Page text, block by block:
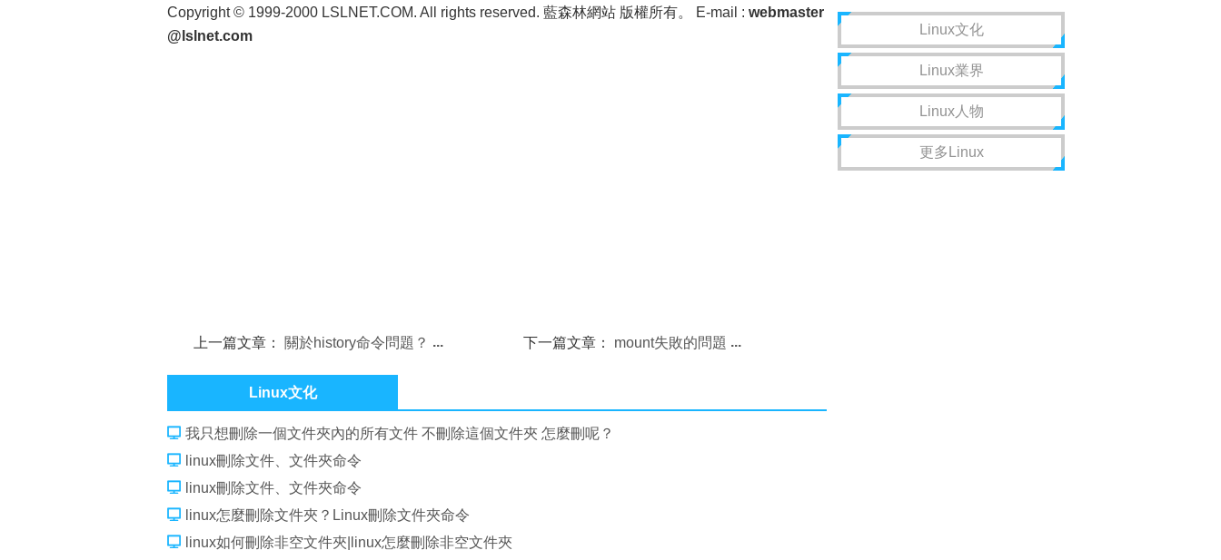
Copyright © 1999-2000 LSLNET.COM. All rights reserved. 藍森林網站 版權所有。 E-mail : webmaster
@lslnet.com
上一篇文章： 關於history命令問題？ 下一篇文章： mount失敗的問題
Linux文化
我只想刪除一個文件夾內的所有文件 不刪除這個文件夾 怎麼刪呢？
linux刪除文件、文件夾命令
linux刪除文件、文件夾命令
linux怎麼刪除文件夾？Linux刪除文件夾命令
linux如何刪除非空文件夾|linux怎麼刪除非空文件夾
文件夾
Linux文化
Linux業界
Linux人物
更多Linux